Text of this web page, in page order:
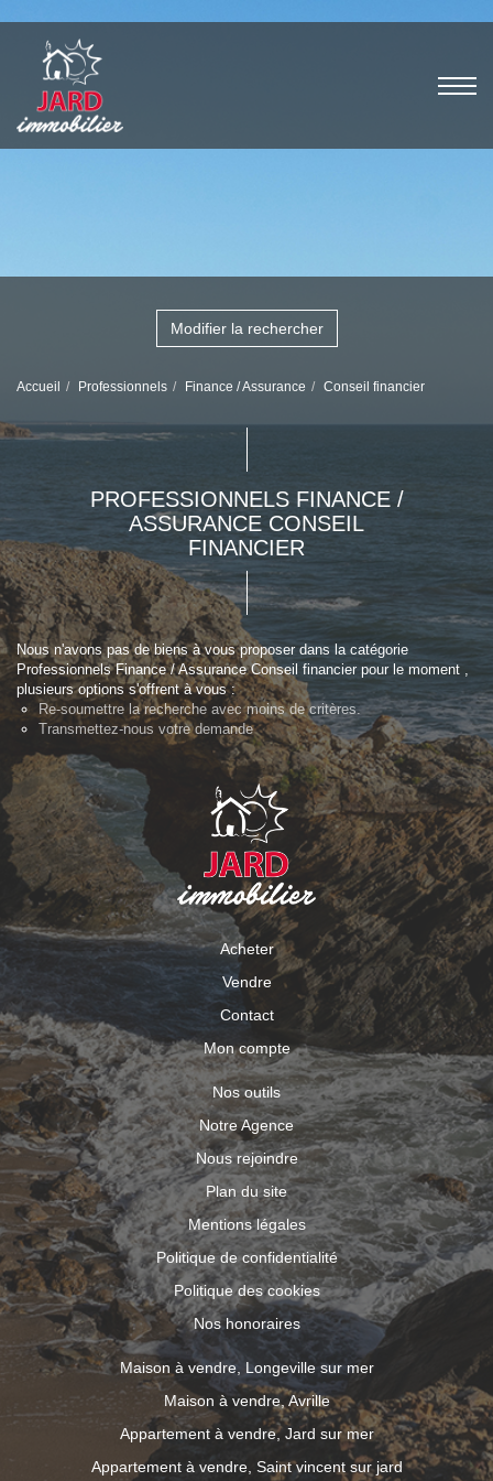
Modifier la rechercher
Accueil Professionnels Finance / Assurance Conseil financier
PROFESSIONNELS FINANCE /
ASSURANCE CONSEIL
FINANCIER
Nous n'avons pas de biens à vous proposer dans la catégorie
Professionnels Finance / Assurance Conseil financier pour le moment ,
plusieurs options s'offrent à vous :
Re-soumettre la recherche avec moins de critères.
Transmettez-nous votre demande
Acheter
Vendre
Contact
Mon compte
Nos outils
Notre Agence
Nous rejoindre
Plan du site
Mentions légales
Politique de confidentialité
Politique des cookies
Nos honoraires
Maison à vendre, Longeville sur mer
Maison à vendre, Avrille
Appartement à vendre, Jard sur mer
Appartement à vendre, Saint vincent sur jard